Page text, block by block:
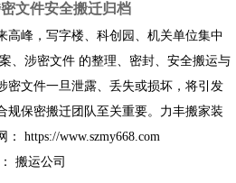
密文件安全搬迁归档
高峰，写字楼、科创园、机关单位集中
、涉密文件 的整理、密封、安全搬运与
密文件一旦泄露、丢失或损坏，将引发
规保密搬迁团队至关重要。力丰搬家装
https://www.szmy668.com
搬运公司